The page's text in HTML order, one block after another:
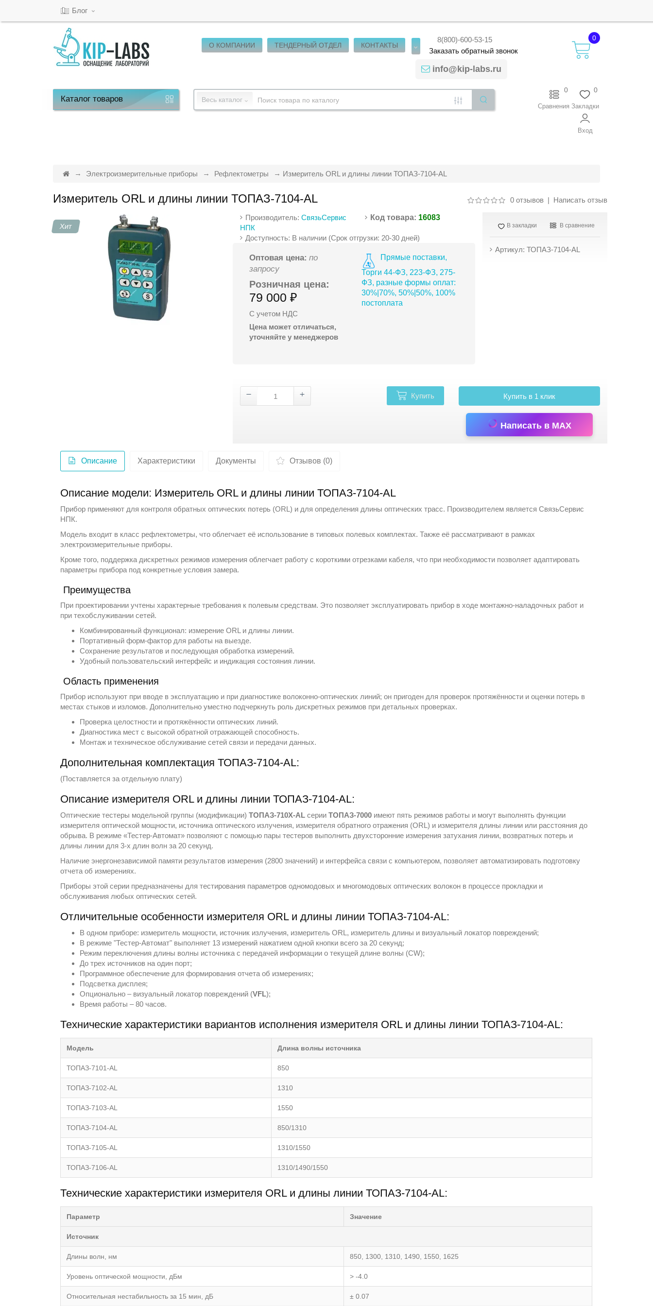
Блог
О КОМПАНИИ ТЕНДЕРНЫЙ ОТДЕЛ КОНТАКТЫ
8(800)-600-53-15
Заказатьобратныйзвонок
info@kip-labs.ru
0
Каталогтоваров Весь каталог
0
Закладки
0
Сравнения
Вход
Электроизмерительные приборы Рефлектометры Измеритель ORL и длины линии ТОПАЗ-7104-АL
Измеритель ORL и длины линии ТОПАЗ-7104-АL 0 отзывов| Написать отзыв
Хит
Производитель:СвязьСервис
НПК
Код товара: 16083
Доступность: В наличии (Срок отгрузки: 20-30 дней)
Оптовая цена: по
запросу
Розничная цена:
79 000 ₽
С учетом НДС
Цена может отличаться,
уточняйте у менеджеров
Прямые поставки,
Торги 44-ФЗ, 223-ФЗ, 275-
ФЗ, разные формы оплат:
30%|70%, 50%|50%, 100%
постоплата
В закладки В сравнение
Артикул: ТОПАЗ-7104-АL
Купить Купить в 1 клик
Написать в MAX
Описание Характеристики Документы Отзывов (0)
Описание модели: Измеритель ORL и длины линии ТОПАЗ-7104-АL
Прибор применяют для контроля обратных оптических потерь (ORL) и для определения длины оптических трасс. Производителем являетсяСвязьСервис
НПК.
Модель входит в класс рефлектометры, что облегчает её использование в типовых полевых комплектах. Также её рассматривают в рамках
электроизмерительные приборы.
Кроме того, поддержка дискретных режимов измерения облегчает работу с короткими отрезками кабеля, что при необходимости позволяет адаптировать
параметры прибора под конкретные условия замера.
Преимущества
При проектировании учтены характерные требования к полевым средствам. Это позволяет эксплуатировать прибор в ходе монтажно-наладочных работ и
при техобслуживании сетей.
Комбинированный функционал: измерение ORL и длины линии.
Портативный форм-фактор для работы на выезде.
Сохранение результатов и последующая обработка измерений.
Удобный пользовательский интерфейс и индикация состояния линии.
Область применения
Прибор используют при вводе в эксплуатацию и при диагностике волоконно-оптических линий; он пригоден для проверок протяжённости и оценки потерь в
местах стыков и изломов. Дополнительно уместно подчеркнуть роль дискретных режимов при детальных проверках.
Проверка целостности и протяжённости оптических линий.
Диагностика мест с высокой обратной отражающей способность.
Монтаж и техническое обслуживание сетей связи и передачи данных.
Дополнительная комплектация ТОПАЗ-7104-АL:
(Поставляется за отдельную плату)
Описание измерителя ORL и длины линии ТОПАЗ-7104-АL:
Оптические тестеры модельной группы (модификации)ТОПАЗ-710X-AL серииТОПАЗ-7000 имеют пять режимов работы и могут выполнять функции
измерителя оптической мощности, источника оптического излучения, измерителя обратного отражения (ORL) и измерителя длины линии или расстояния до
обрыва. В режиме «Тестер-Автомат» позволяют с помощью пары тестеров выполнить двухсторонние измерения затухания линии, возвратных потерь и
длины линии для 3-х длин волн за 20 секунд.
Наличие энергонезависимой памяти результатов измерения (2800 значений) и интерфейса связи с компьютером, позволяет автоматизировать подготовку
отчета об измерениях.
Приборы этой серии предназначены для тестирования параметров одномодовых и многомодовых оптических волокон в процессе прокладки и
обслуживания любых оптических сетей.
Отличительные особенности измерителя ORL и длины линии ТОПАЗ-7104-АL:
В одном приборе: измеритель мощности, источник излучения, измеритель ORL, измеритель длины и визуальный локатор повреждений;
В режиме "Тестер-Автомат" выполняет 13 измерений нажатием одной кнопки всего за 20 секунд;
Режим переключения длины волны источника с передачей информации о текущей длине волны (CW);
До трех источников на один порт;
Программное обеспечение для формирования отчета об измерениях;
Подсветка дисплея;
Опционально – визуальный локатор повреждений (VFL);
Время работы – 80 часов.
Технические характеристики вариантов исполнения измерителя ORL и длины линии ТОПАЗ-7104-АL:
Модель Длина волны источника
ТОПАЗ-7101-АL 850
ТОПАЗ-7102-АL 1310
ТОПАЗ-7103-АL 1550
ТОПАЗ-7104-АL 850/1310
ТОПАЗ-7105-АL 1310/1550
ТОПАЗ-7106-АL 1310/1490/1550
Технические характеристики измерителя ORL и длины линии ТОПАЗ-7104-АL:
Параметр Значение
Источник
Длины волн, нм 850, 1300, 1310, 1490, 1550, 1625
Уровень оптической мощности, дБм > -4.0
Относительная нестабильность за 15 мин, дБ ± 0.07